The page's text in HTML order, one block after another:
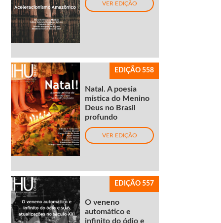
VER EDIÇÃO
EDIÇÃO 558
Natal. A poesia
mística do Menino
Deus no Brasil
profundo
VER EDIÇÃO
EDIÇÃO 557
O veneno
automático e
infinito do ódio e